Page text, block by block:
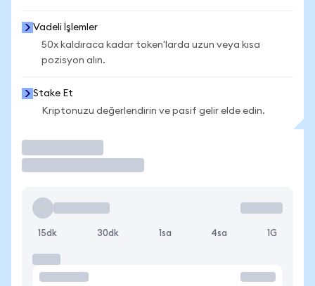
Vadeli İşlemler
50x kaldıraca kadar token'larda uzun veya kısa
pozisyon alın.
Stake Et
Kriptonuzu değerlendirin ve pasif gelir elde edin.
15dk 30dk 1sa 4sa 1G